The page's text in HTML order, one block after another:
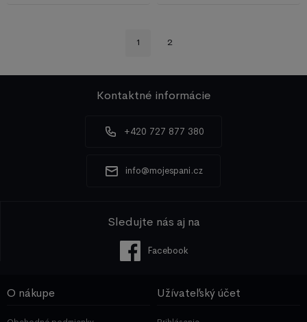
1 2
Kontaktné informácie
+420 727 877 380
info@mojespani.cz
Sledujte nás aj na
Facebook
O nákupe Užívateľský účet